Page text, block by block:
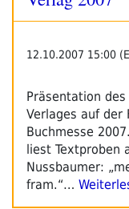
12.10.2007 15:00
Präsentation des
Verlages auf der
Buchmesse
liest Textproben
Nussbaumer:
fram.“…